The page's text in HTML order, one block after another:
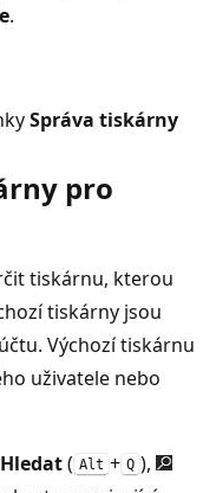
.
Správa tiskárny
pro
tiskárnu, kterou
tiskárny jsou
Výchozí tiskárnu
uživatele nebo
Hledat( Alt + Q ),